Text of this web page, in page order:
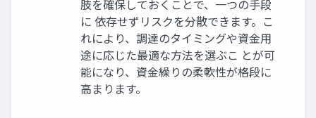
肢を確保しておくことで、一つの手段
に 依存せずリスクを分散できます。こ
れにより、調達のタイミングや資金用
途に応じた最適な方法を選ぶこ とが可
能になり、資金繰りの柔軟性が格段に
高まります。